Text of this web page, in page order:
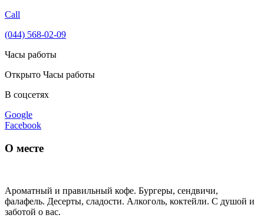
Call
(044) 568-02-09
Часы работы
Открыто Часы работы
В соцсетях
Google
Facebook
О месте
Ароматный и правильный кофе. Бургеры, сендвичи,
фалафель. Десерты, сладости. Алкоголь, коктейли. С душой и
заботой о вас.